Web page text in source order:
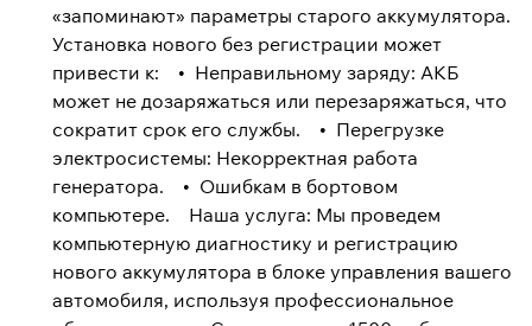
«запоминают» параметры старого аккумулятора.
Установка нового без регистрации может
привести к: • Неправильному заряду: АКБ
может не дозаряжаться или перезаряжаться, что
сократит срок его службы. • Перегрузке
электросистемы: Некорректная работа
генератора. • Ошибкам в бортовом
компьютере. Наша услуга: Мы проведем
компьютерную диагностику и регистрацию
нового аккумулятора в блоке управления вашего
автомобиля, используя профессиональное